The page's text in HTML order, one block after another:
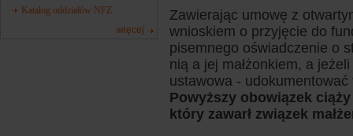
Katalog oddziałów NFZ
więcej
Zawierając umowę z
wnioskiem o przyjęcie do
pisemnego oświadczenie o
nią a jej małżonkiem, a
ustawowa -
Powyższy obowiązek
który zawarł związek